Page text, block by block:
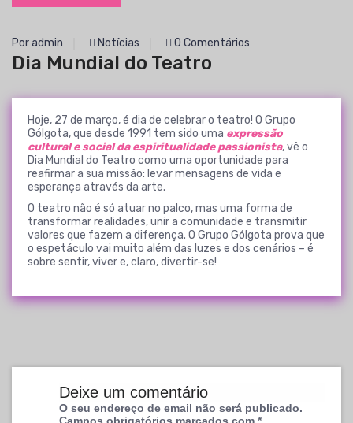
Por admin Notícias 0 Comentários
Dia Mundial do Teatro
Hoje, 27 de março, é dia de celebrar o teatro! O Grupo
Gólgota, que desde 1991 tem sido uma expressão
cultural e social da espiritualidade passionista, vê o
Dia Mundial do Teatro como uma oportunidade para
reafirmar a sua missão: levar mensagens de vida e
esperança através da arte.
O teatro não é só atuar no palco, mas uma forma de
transformar realidades, unir a comunidade e transmitir
valores que fazem a diferença. O Grupo Gólgota prova que
o espetáculo vai muito além das luzes e dos cenários – é
sobre sentir, viver e, claro, divertir-se!
Deixe um comentário
O seu endereço de email não será publicado.